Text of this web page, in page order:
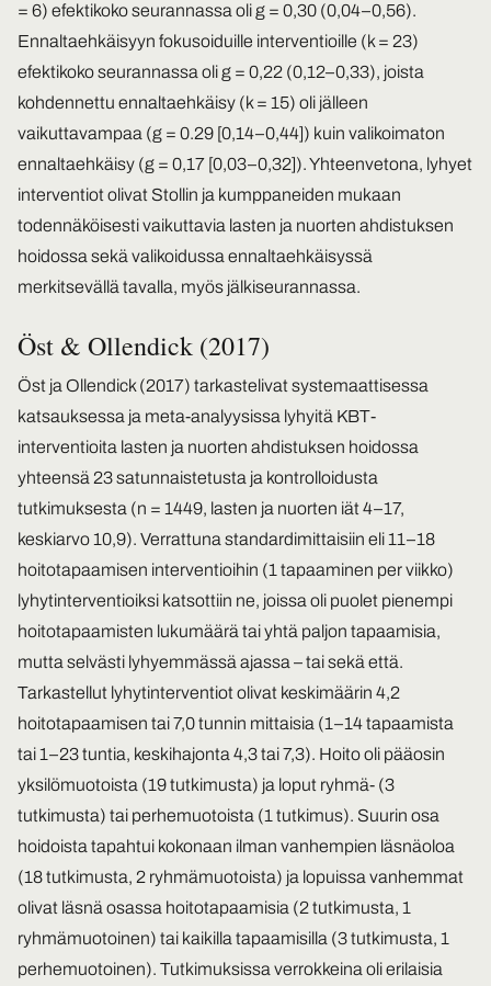
= 6) efektikoko seurannassa oli g = 0,30 (0,04–0,56).
Ennaltaehkäisyyn fokusoiduille interventioille (k = 23)
efektikoko seurannassa oli g = 0,22 (0,12–0,33), joista
kohdennettu ennaltaehkäisy (k = 15) oli jälleen
vaikuttavampaa (g = 0.29 [0,14–0,44]) kuin valikoimaton
ennaltaehkäisy (g = 0,17 [0,03–0,32]). Yhteenvetona, lyhyet
interventiot olivat Stollin ja kumppaneiden mukaan
todennäköisesti vaikuttavia lasten ja nuorten ahdistuksen
hoidossa sekä valikoidussa ennaltaehkäisyssä
merkitsevällä tavalla, myös jälkiseurannassa.
Öst & Ollendick (2017)
Öst ja Ollendick (2017) tarkastelivat systemaattisessa
katsauksessa ja meta-analyysissa lyhyitä KBT-
interventioita lasten ja nuorten ahdistuksen hoidossa
yhteensä 23 satunnaistetusta ja kontrolloidusta
tutkimuksesta (n = 1449, lasten ja nuorten iät 4–17,
keskiarvo 10,9). Verrattuna standardimittaisiin eli 11–18
hoitotapaamisen interventioihin (1 tapaaminen per viikko)
lyhytinterventioiksi katsottiin ne, joissa oli puolet pienempi
hoitotapaamisten lukumäärä tai yhtä paljon tapaamisia,
mutta selvästi lyhyemmässä ajassa – tai sekä että.
Tarkastellut lyhytinterventiot olivat keskimäärin 4,2
hoitotapaamisen tai 7,0 tunnin mittaisia (1–14 tapaamista
tai 1–23 tuntia, keskihajonta 4,3 tai 7,3). Hoito oli pääosin
yksilömuotoista (19 tutkimusta) ja loput ryhmä- (3
tutkimusta) tai perhemuotoista (1 tutkimus). Suurin osa
hoidoista tapahtui kokonaan ilman vanhempien läsnäoloa
(18 tutkimusta, 2 ryhmämuotoista) ja lopuissa vanhemmat
olivat läsnä osassa hoitotapaamisia (2 tutkimusta, 1
ryhmämuotoinen) tai kaikilla tapaamisilla (3 tutkimusta, 1
perhemuotoinen). Tutkimuksissa verrokkeina oli erilaisia